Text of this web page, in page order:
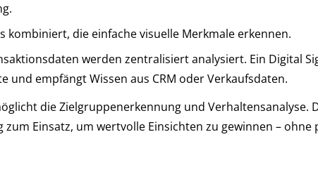
kom­bi­niert, die ein­fache visuel­le Merk­ma­le erken­nen.
wer­den zen­tra­li­siert ana­ly­siert. Ein Digi­tal
und emp­fängt Wis­sen aus CRM oder Ver­kaufs­da­ten.
die Zielgruppenerkennung und Verhaltensanalyse.
Einsatz, um wert­vol­le Ein­sich­ten zu ge­win­nen –